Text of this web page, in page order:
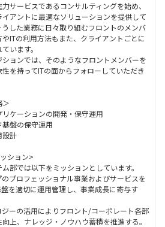
サービスであるコンサルティングを始め、
アントに最適なソリューションを提供して
うした業務に日々取り組むフロントのメンバ
やITの利用方法もまた、クライアントごとに
います。
ョンでは、そのようなフロントメンバーを
を持ってITの面からフォローしていただき
＞
リケーションの開発・保守運用
基盤の保守運用
設計
ション>
部では以下をミッションとしています。
のプロフェッショナル事業およびサービスを
を適切に運用管理し、事業成長に寄与す
ジーの活用によりフロント/コーポレート各部
上、ナレッジ・ノウハウ蓄積を推進する。